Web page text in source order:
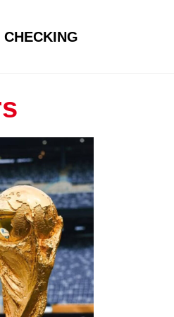
CHECKING